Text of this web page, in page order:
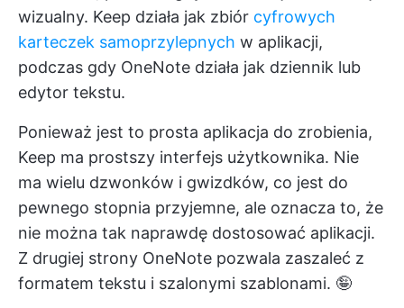
wizualny. Keep działa jak zbiór cyfrowych
karteczek samoprzylepnych w aplikacji,
podczas gdy OneNote działa jak dziennik lub
edytor tekstu.
Ponieważ jest to prosta aplikacja do zrobienia,
Keep ma prostszy interfejs użytkownika. Nie
ma wielu dzwonków i gwizdków, co jest do
pewnego stopnia przyjemne, ale oznacza to, że
nie można tak naprawdę dostosować aplikacji.
Z drugiej strony OneNote pozwala zaszaleć z
formatem tekstu i szalonymi szablonami. 🤪